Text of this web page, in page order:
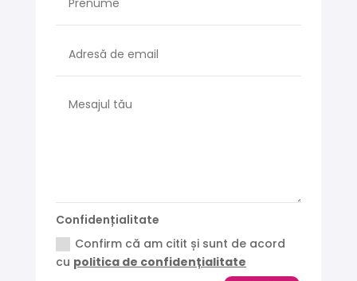
Confidențialitate
Confirm că am citit și sunt de acord
cu politica de confidențialitate